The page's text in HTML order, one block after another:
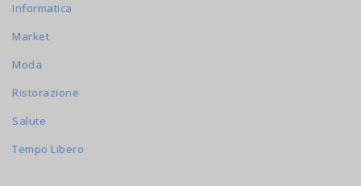
Informatica
Market
Moda
Ristorazione
Salute
Tempo Libero